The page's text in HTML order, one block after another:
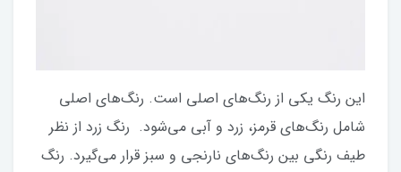
این رنگ یکی از رنگ‌های اصلی است. رنگ‌های اصلی
شامل رنگ‌های قرمز، زرد و آبی می‌شود. رنگ زرد از نظر
طیف رنگی بین رنگ‌های نارنجی و سبز قرار می‌گیرد. رنگ